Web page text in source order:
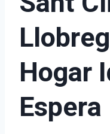
Hogar
Espera